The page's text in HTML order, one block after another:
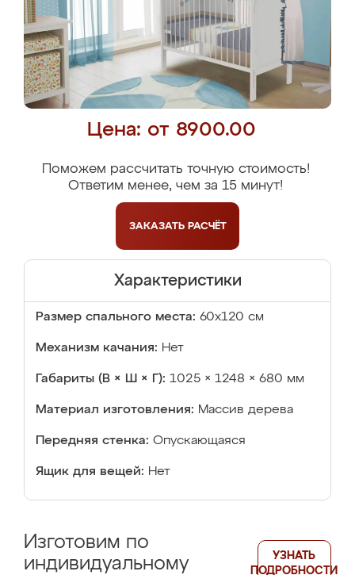
Цена: от 8900.00
Поможем рассчитать точную стоимость!
Ответим менее, чем за 15 минут!
ЗАКАЗАТЬ РАСЧЁТ
Характеристики
Размер спального места: 60х120 см
Механизм качания: Нет
Габариты (В × Ш × Г): 1025 × 1248 × 680 мм
Материал изготовления: Массив дерева
Передняя стенка: Опускающаяся
Ящик для вещей: Нет
Изготовим по
индивидуальному
УЗНАТЬ
ПОДРОБНОСТИ